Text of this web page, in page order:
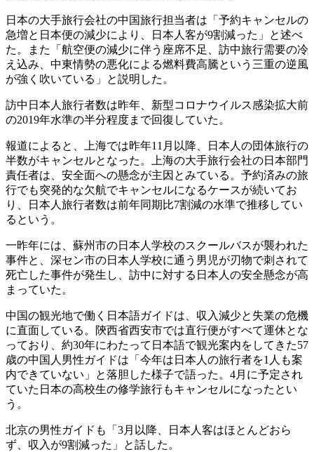
日本の大手旅行会社の中国旅行担当者は「予約キャンセルの
急増と日本便の減少により、日本人客が9割減った」と述べ
た。また「航空便の減少に伴う座席不足、訪中旅行需要の冷
え込み、中東情勢の悪化による燃料費高騰という三重の逆風
が強く吹いている」と説明した。
訪中日本人旅行者数は昨年、新型コロナウイルス感染拡大前
の2019年水準の半分程度まで回復していた。
報道によると、上海では昨年11月以降、日本人の団体旅行の
半数がキャンセルとなった。上海の大手旅行会社の日本部門
責任者は、安全面への懸念が主因とみている。予約済みの旅
行でも突発的な欠航でキャンセルになるケースが続いてお
り、日本人旅行者数は前年同期比7割減の水準で推移してい
るという。
一昨年には、蘇州市の日本人学校のスクールバスが襲われた
事件と、深セン市の日本人学校に通う男児が刃物で刺されて
死亡した事件が発生し、訪中に対する日本人の安全懸念が高
まっていた。
中国の観光地で働く日本語ガイドは、収入減少と失業の危機
に直面している。陝西省西安市では直行便がすべて運休とな
っており、約30年にわたって日本語で観光案内をしてきた57
歳の中国人男性ガイドは「今年は日本人の旅行者を1人も案
内できていない」と落胆した様子で語った。4月に予定され
ていた日本の高校生の修学旅行もキャンセルになったとい
う。
北京の男性ガイドも「3月以降、日本人客はほとんどおら
ず、収入が9割減った」と話した。